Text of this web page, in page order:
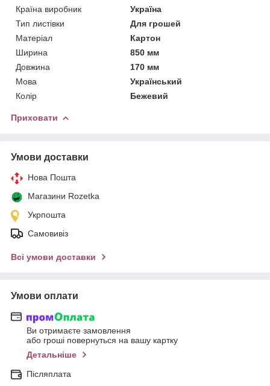
Країна виробник
Україна
Тип листівки
Для грошей
Матеріал
Картон
Ширина
850 мм
Довжина
170 мм
Мова
Український
Колір
Бежевий
Приховати
Умови доставки
Нова Пошта
Магазини Rozetka
Укрпошта
Самовивіз
Всі умови доставки
Умови оплати
Ви отримаєте замовлення
або гроші повернуться на вашу картку
Детальніше
Післяплата